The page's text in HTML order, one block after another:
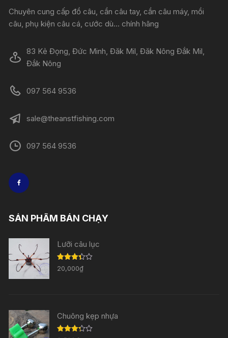
Chuyên cung cấp đồ câu, cần câu tay, cần câu máy, mồi
câu, phụ kiện câu cá, cước dù... chính hãng
83 Kẻ Đọng, Đức Minh, Đăk Mil, Đăk Nông Đắk Mil,
Đắk Nông
097 564 9536
sale@theanstfishing.com
097 564 9536
SẢN PHẨM BÁN CHẠY
Lưỡi câu lục
Được
xếp
20,000₫
Chuông kẹp nhựa